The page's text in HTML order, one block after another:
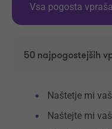
Vsa pogosta
50 najpogostejših
Naštetje mi
Naštejte mi